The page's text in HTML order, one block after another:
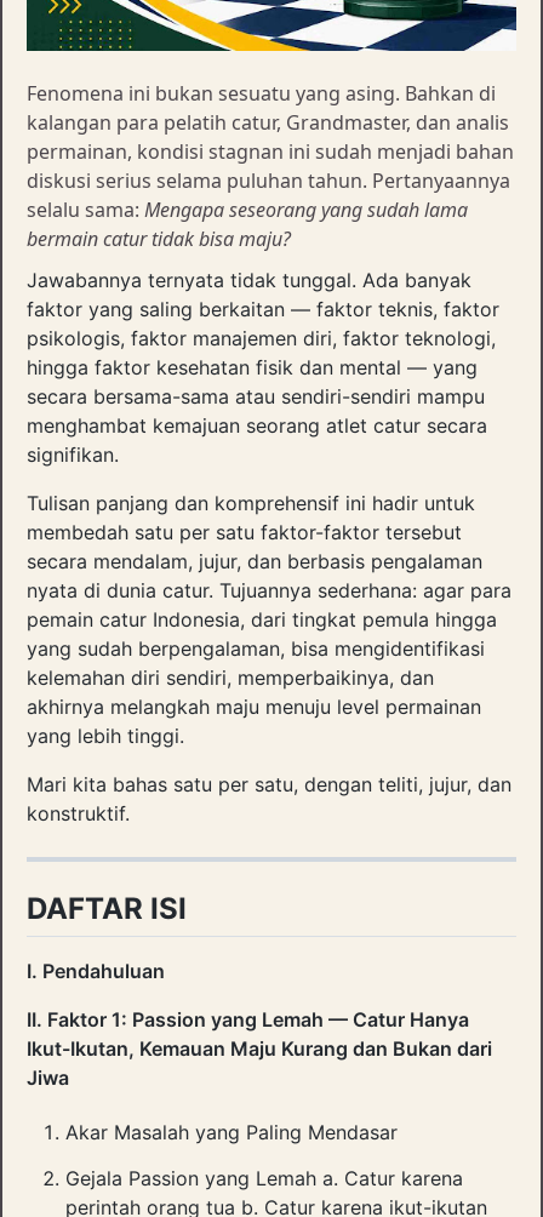
Fenomena ini bukan sesuatu yang asing. Bahkan di
kalangan para pelatih catur, Grandmaster, dan analis
permainan, kondisi stagnan ini sudah menjadi bahan
diskusi serius selama puluhan tahun. Pertanyaannya
selalu sama: Mengapa seseorang yang sudah lama
bermain catur tidak bisa maju?
Jawabannya ternyata tidak tunggal. Ada banyak
faktor yang saling berkaitan — faktor teknis, faktor
psikologis, faktor manajemen diri, faktor teknologi,
hingga faktor kesehatan fisik dan mental — yang
secara bersama-sama atau sendiri-sendiri mampu
menghambat kemajuan seorang atlet catur secara
signifikan.
Tulisan panjang dan komprehensif ini hadir untuk
membedah satu per satu faktor-faktor tersebut
secara mendalam, jujur, dan berbasis pengalaman
nyata di dunia catur. Tujuannya sederhana: agar para
pemain catur Indonesia, dari tingkat pemula hingga
yang sudah berpengalaman, bisa mengidentifikasi
kelemahan diri sendiri, memperbaikinya, dan
akhirnya melangkah maju menuju level permainan
yang lebih tinggi.
Mari kita bahas satu per satu, dengan teliti, jujur, dan
konstruktif.
DAFTAR ISI
I. Pendahuluan
II. Faktor 1: Passion yang Lemah — Catur Hanya
Ikut-Ikutan, Kemauan Maju Kurang dan Bukan dari
Jiwa
Akar Masalah yang Paling Mendasar
Gejala Passion yang Lemah a. Catur karena
perintah orang tua b. Catur karena ikut-ikutan